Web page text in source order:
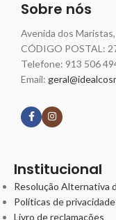
Sobre nós
Avenida dos
CÓDIGO POSTAL:
Telefone: 913 506
Email:
Institucional
Resolução Alternativa
Políticas de privacidade
Livro de reclamações